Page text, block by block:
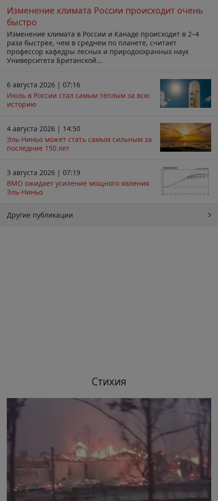
Изменение климата России происходит очень
быстро
Изменение климата в России и Канаде происходит в 2–4
раза быстрее, чем в среднем по планете, считает
профессор кафедры лесных и природоохранных наук
Университета Британской...
6 августа 2026 | 07:16
Июль в России стал самым тёплым за всю
историю
4 августа 2026 | 14:50
Эль-Ниньо может стать самым сильным за
последние 150 лет
3 августа 2026 | 07:19
ВМО ожидает усиление мощного явления
Эль-Ниньо
Другие публикации
Стихия